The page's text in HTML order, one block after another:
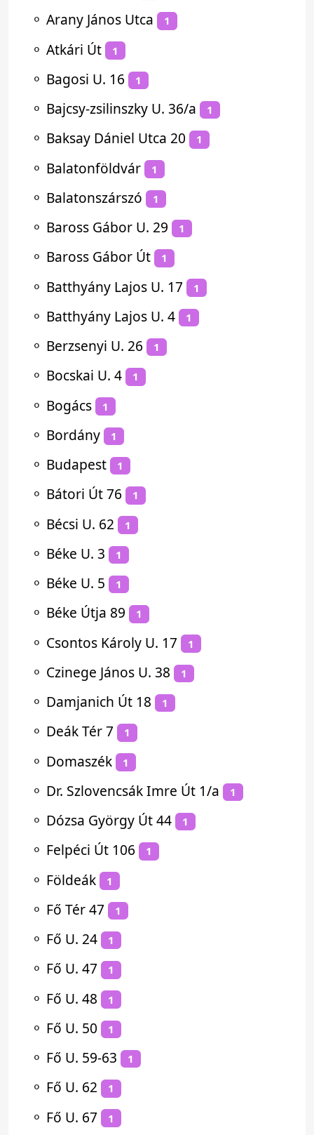
⚬ Arany János Utca 1
⚬ Atkári Út 1
⚬ Bagosi U. 16 1
⚬ Bajcsy-zsilinszky U. 36/a 1
⚬ Baksay Dániel Utca 20 1
⚬ Balatonföldvár 1
⚬ Balatonszárszó 1
⚬ Baross Gábor U. 29 1
⚬ Baross Gábor Út 1
⚬ Batthyány Lajos U. 17 1
⚬ Batthyány Lajos U. 4 1
⚬ Berzsenyi U. 26 1
⚬ Bocskai U. 4 1
⚬ Bogács 1
⚬ Bordány 1
⚬ Budapest 1
⚬ Bátori Út 76 1
⚬ Bécsi U. 62 1
⚬ Béke U. 3 1
⚬ Béke U. 5 1
⚬ Béke Útja 89 1
⚬ Csontos Károly U. 17 1
⚬ Czinege János U. 38 1
⚬ Damjanich Út 18 1
⚬ Deák Tér 7 1
⚬ Domaszék 1
⚬ Dr. Szlovencsák Imre Út 1/a 1
⚬ Dózsa György Út 44 1
⚬ Felpéci Út 106 1
⚬ Földeák 1
⚬ Fő Tér 47 1
⚬ Fő U. 24 1
⚬ Fő U. 47 1
⚬ Fő U. 48 1
⚬ Fő U. 50 1
⚬ Fő U. 59-63 1
⚬ Fő U. 62 1
⚬ Fő U. 67 1